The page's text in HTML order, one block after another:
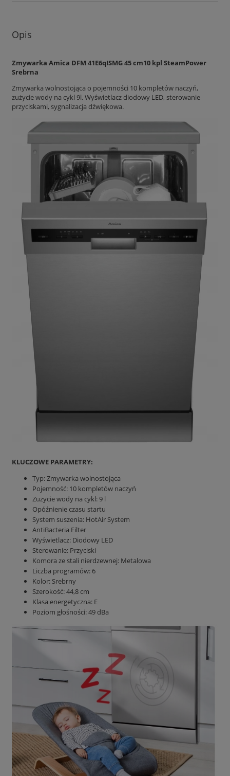
Opis
Zmywarka Amica DFM 41E6qISMG 45 cm10 kpl SteamPower
Srebrna
Zmywarka wolnostojąca o pojemności 10 kompletów naczyń,
zużycie wody na cykl 9l. Wyświetlacz diodowy LED, sterowanie
przyciskami, sygnalizacja dźwiękowa.
KLUCZOWE PARAMETRY:
Typ: Zmywarka wolnostojąca
Pojemność: 10 kompletów naczyń
Zużycie wody na cykl: 9 l
Opóźnienie czasu startu
System suszenia: HotAir System
AntiBacteria Filter
Wyświetlacz: Diodowy LED
Sterowanie: Przyciski
Komora ze stali nierdzewnej: Metalowa
Liczba programów: 6
Kolor: Srebrny
Szerokość: 44,8 cm
Klasa energetyczna: E
Poziom głośności: 49 dBa